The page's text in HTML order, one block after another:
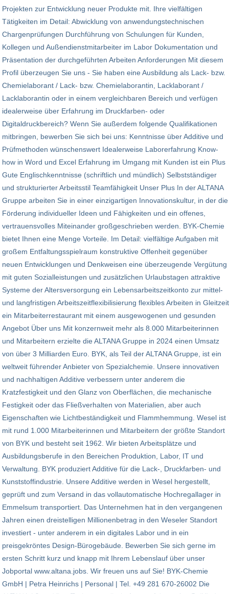
Projekten zur Entwicklung neuer Produkte mit. Ihre vielfältigen
Tätigkeiten im Detail: Abwicklung von anwendungstechnischen
Chargenprüfungen Durchführung von Schulungen für Kunden,
Kollegen und Außendienstmitarbeiter im Labor Dokumentation und
Präsentation der durchgeführten Arbeiten Anforderungen Mit diesem
Profil überzeugen Sie uns - Sie haben eine Ausbildung als Lack- bzw.
Chemielaborant / Lack- bzw. Chemielaborantin, Lacklaborant /
Lacklaborantin oder in einem vergleichbaren Bereich und verfügen
idealerweise über Erfahrung im Druckfarben- oder
Digitaldruckbereich? Wenn Sie außerdem folgende Qualifikationen
mitbringen, bewerben Sie sich bei uns: Kenntnisse über Additive und
Prüfmethoden wünschenswert Idealerweise Laborerfahrung Know-
how in Word und Excel Erfahrung im Umgang mit Kunden ist ein Plus
Gute Englischkenntnisse (schriftlich und mündlich) Selbstständiger
und strukturierter Arbeitsstil Teamfähigkeit Unser Plus In der ALTANA
Gruppe arbeiten Sie in einer einzigartigen Innovationskultur, in der die
Förderung individueller Ideen und Fähigkeiten und ein offenes,
vertrauensvolles Miteinander großgeschrieben werden. BYK-Chemie
bietet Ihnen eine Menge Vorteile. Im Detail: vielfältige Aufgaben mit
großem Entfaltungsspielraum konstruktive Offenheit gegenüber
neuen Entwicklungen und Denkweisen eine überzeugende Vergütung
mit guten Sozialleistungen und zusätzlichen Urlaubstagen attraktive
Systeme der Altersversorgung ein Lebensarbeitszeitkonto zur mittel-
und langfristigen Arbeitszeitflexibilisierung flexibles Arbeiten in Gleitzeit
ein Mitarbeiterrestaurant mit einem ausgewogenen und gesunden
Angebot Über uns Mit konzernweit mehr als 8.000 Mitarbeiterinnen
und Mitarbeitern erzielte die ALTANA Gruppe in 2024 einen Umsatz
von über 3 Milliarden Euro. BYK, als Teil der ALTANA Gruppe, ist ein
weltweit führender Anbieter von Spezialchemie. Unsere innovativen
und nachhaltigen Additive verbessern unter anderem die
Kratzfestigkeit und den Glanz von Oberflächen, die mechanische
Festigkeit oder das Fließverhalten von Materialien, aber auch
Eigenschaften wie Lichtbeständigkeit und Flammhemmung. Wesel ist
mit rund 1.000 Mitarbeiterinnen und Mitarbeitern der größte Standort
von BYK und besteht seit 1962. Wir bieten Arbeitsplätze und
Ausbildungsberufe in den Bereichen Produktion, Labor, IT und
Verwaltung. BYK produziert Additive für die Lack-, Druckfarben- und
Kunststoffindustrie. Unsere Additive werden in Wesel hergestellt,
geprüft und zum Versand in das vollautomatische Hochregallager in
Emmelsum transportiert. Das Unternehmen hat in den vergangenen
Jahren einen dreistelligen Millionenbetrag in den Weseler Standort
investiert - unter anderem in ein digitales Labor und in ein
preisgekröntes Design-Bürogebäude. Bewerben Sie sich gerne im
ersten Schritt kurz und knapp mit Ihrem Lebenslauf über unser
Jobportal www.altana.jobs. Wir freuen uns auf Sie! BYK-Chemie
GmbH | Petra Heinrichs | Personal | Tel. +49 281 670-26002 Die